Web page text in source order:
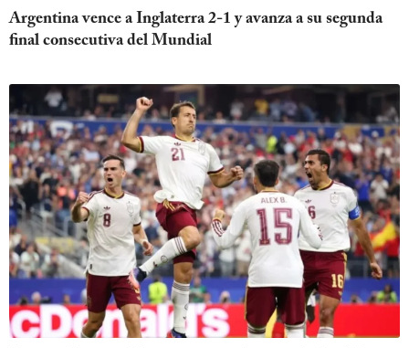
Argentina vence a Inglaterra 2-1 y avanza a su segunda
final consecutiva del Mundial